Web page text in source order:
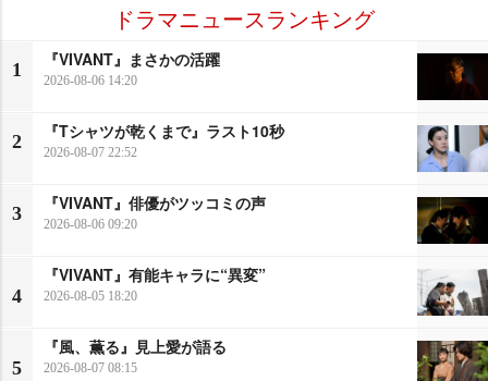
ドラマニュースランキング
1
『VIVANT』まさかの活躍
2026-08-06 14:20
2
『Tシャツが乾くまで』ラスト10秒
2026-08-07 22:52
3
『VIVANT』俳優がツッコミの声
2026-08-06 09:20
4
『VIVANT』有能キャラに“異変”
2026-08-05 18:20
5
『風、薫る』見上愛が語る
2026-08-07 08:15